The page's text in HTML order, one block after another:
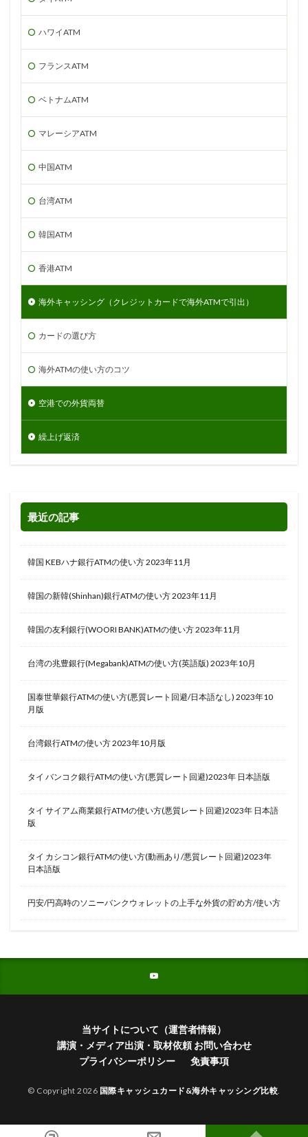
ハワイATM
フランスATM
ベトナムATM
マレーシアATM
中国ATM
台湾ATM
韓国ATM
香港ATM
海外キャッシング（クレジットカードで海外ATMで引出）
カードの選び方
海外ATMの使い方のコツ
空港での外貨両替
繰上げ返済
最近の記事
韓国 KEBハナ銀行ATMの使い方 2023年11月
韓国の新韓(Shinhan)銀行ATMの使い方 2023年11月
韓国の友利銀行(WOORI BANK)ATMの使い方 2023年11月
台湾の兆豊銀行(Megabank)ATMの使い方(英語版) 2023年10月
国泰世華銀行ATMの使い方(悪質レート回避/日本語なし) 2023年10
月版
台湾銀行ATMの使い方 2023年10月版
タイ バンコク銀行ATMの使い方(悪質レート回避)2023年 日本語版
タイ サイアム商業銀行ATMの使い方(悪質レート回避)2023年 日本語
版
タイ カシコン銀行ATMの使い方(動画あり/悪質レート回避)2023年
日本語版
円安/円高時のソニーバンクウォレットの上手な外貨の貯め方/使い方
当サイトについて（運営者情報）
講演・メディア出演・取材依頼 お問い合わせ
プライバシーポリシー
免責事項
© Copyright 2026 国際キャッシュカード&海外キャッシング比較